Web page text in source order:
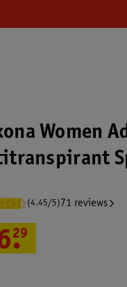
Women
(4.45/5) 71 reviews
.
29